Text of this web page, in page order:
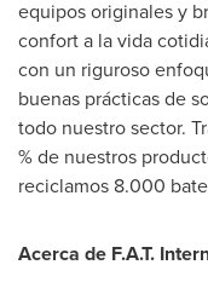
equipos originales y
confort a la vida
con un riguroso
buenas prácticas de
todo nuestro sector.
% de nuestros
reciclamos 8.000
Acerca de F.A.T.